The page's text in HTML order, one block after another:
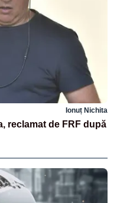
Ionuț Nichita
reclamat de FRF după